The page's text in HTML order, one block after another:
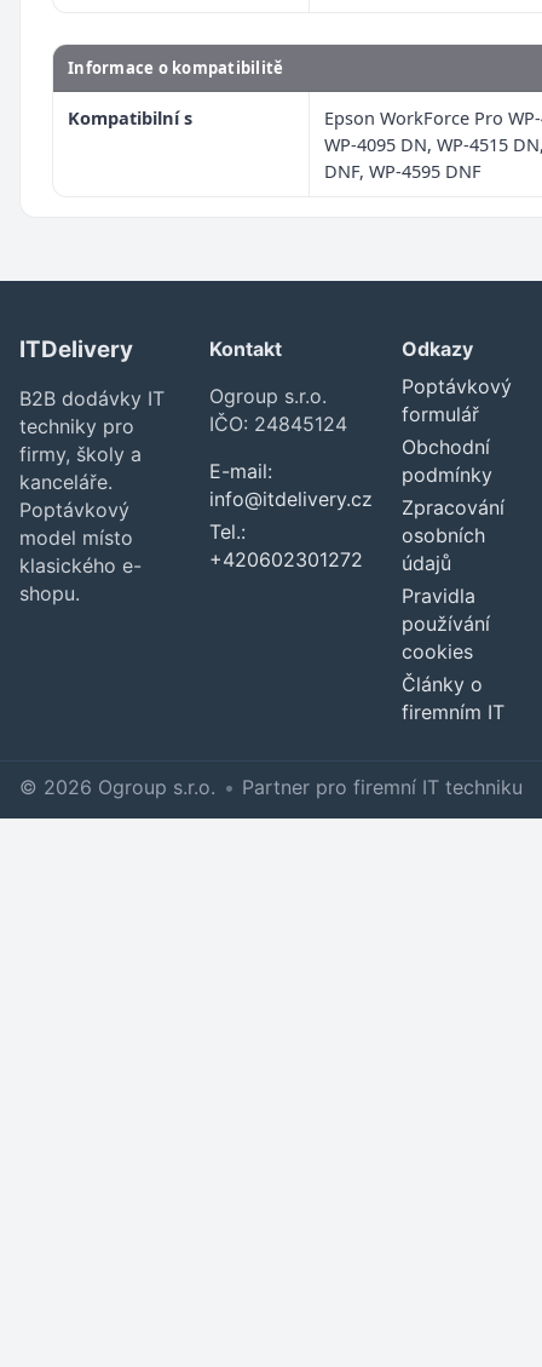
Informace o kompatibilitě
Kompatibilní s
Epson WorkForce Pro
WP-4095 DN, WP-4515
DNF, WP-4595 DNF
ITDelivery
B2B dodávky IT
techniky pro
firmy, školy a
kanceláře.
Poptávkový
model místo
klasického e-
shopu.
Kontakt
Ogroup s.r.o.
IČO: 24845124
E-mail:
info@itdelivery.cz
Tel.:
+420602301272
Odkazy
Poptávkový
formulář
Obchodní
podmínky
Zpracování
osobních
údajů
Pravidla
používání
cookies
Články o
firemním IT
© 2026 Ogroup s.r.o. • Partner pro firemní IT techniku